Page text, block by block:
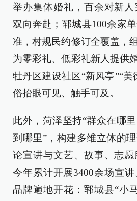
举办集体婚礼，百余对新
双向奔赴；郓城县100余家
准，村规民约修订全覆盖，
为零彩礼、低彩礼新人提供
牡丹区建设社区“新风亭”“
俗抬眼可见、触手可及。
此外，菏泽坚持“群众在哪
到哪里”，构建多维立体的
论宣讲与文艺、故事、志愿
今年累计开展3400余场宣
品牌遍地开花：郓城县“小